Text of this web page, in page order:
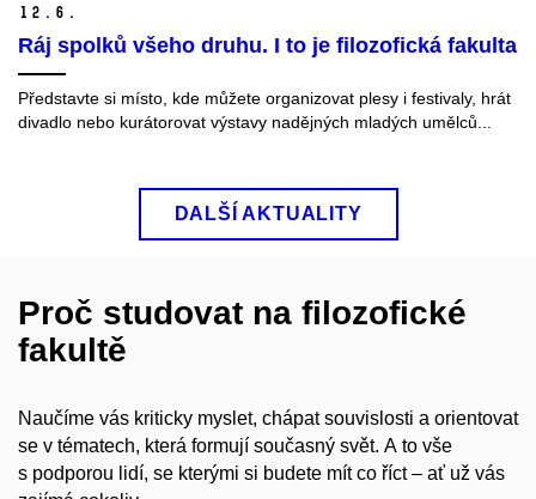
12. 6.
Ráj spolků všeho druhu. I to je filozofická fakulta
Představte si místo, kde můžete organizovat plesy i festivaly, hrát
divadlo nebo kurátorovat výstavy nadějných mladých umělců...
DALŠÍ AKTUALITY
Proč studovat na filozofické
fakultě
Naučíme vás kriticky myslet, chápat souvislosti a orientovat
se v tématech, která formují současný svět. A to vše
s podporou lidí, se kterými si budete mít co říct – ať už vás